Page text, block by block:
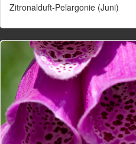
Zitronalduft-Pelargonie (Juni)